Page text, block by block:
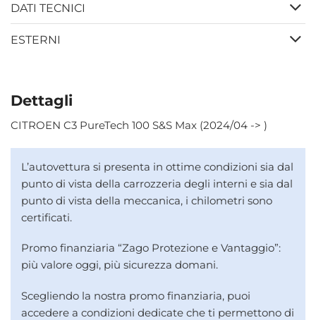
DATI TECNICI
ESTERNI
Dettagli
CITROEN C3 PureTech 100 S&S Max (2024/04 -> )
L’autovettura si presenta in ottime condizioni sia dal
punto di vista della carrozzeria degli interni e sia dal
punto di vista della meccanica, i chilometri sono
certificati.
Promo finanziaria “Zago Protezione e Vantaggio”:
più valore oggi, più sicurezza domani.
Scegliendo la nostra promo finanziaria, puoi
accedere a condizioni dedicate che ti permettono di